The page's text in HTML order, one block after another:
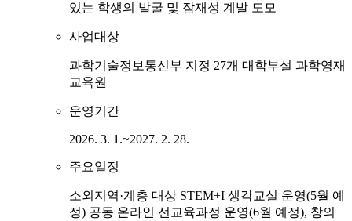
있는 학생의 발굴 및 잠재성 계발 도모
사업대상
과학기술정보통신부 지정 27개 대학부설 과학영재
교육원
운영기간
2026. 3. 1.~2027. 2. 28.
주요일정
소외지역·계층 대상 STEM+I 생각교실 운영(5월 예
정) 공동 온라인 선교육과정 운영(6월 예정), 창의